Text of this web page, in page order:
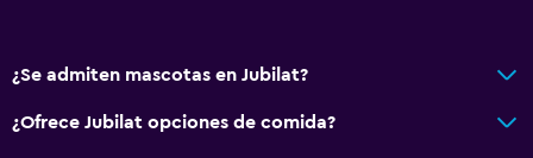
¿Se admiten mascotas en Jubilat?
¿Ofrece Jubilat opciones de comida?